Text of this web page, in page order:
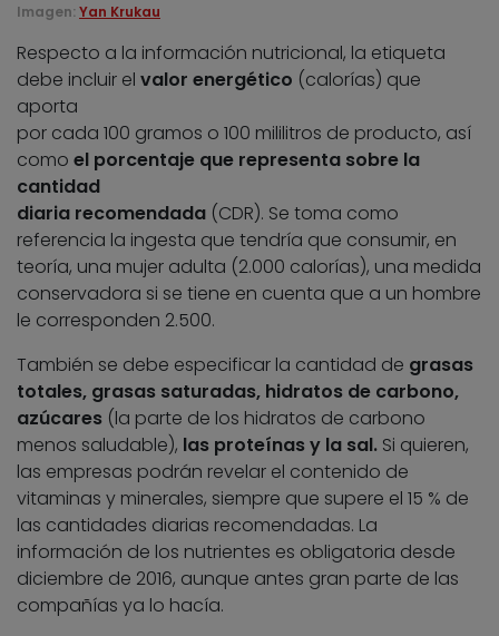
Imagen: Yan Krukau
Respecto a la información nutricional, la etiqueta
debe incluir el valor energético (calorías) que
aporta
por cada 100 gramos o 100 mililitros de producto, así
como el porcentaje que representa sobre la
cantidad
diaria recomendada (CDR). Se toma como
referencia la ingesta que tendría que consumir, en
teoría, una mujer adulta (2.000 calorías), una medida
conservadora si se tiene en cuenta que a un hombre
le corresponden 2.500.
También se debe especificar la cantidad de grasas
totales, grasas saturadas, hidratos de carbono,
azúcares (la parte de los hidratos de carbono
menos saludable), las proteínas y la sal. Si quieren,
las empresas podrán revelar el contenido de
vitaminas y minerales, siempre que supere el 15 % de
las cantidades diarias recomendadas. La
información de los nutrientes es obligatoria desde
diciembre de 2016, aunque antes gran parte de las
compañías ya lo hacía.